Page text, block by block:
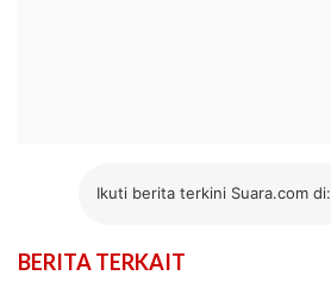
Ikuti berita terkini Suara.com di:
BERITA TERKAIT